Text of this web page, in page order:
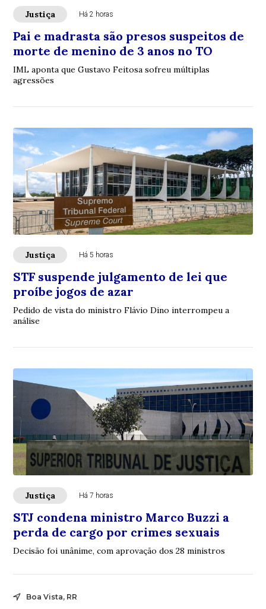
Justiça Há 2 horas
Pai e madrasta são presos suspeitos de
morte de menino de 3 anos no TO
IML aponta que Gustavo Feitosa sofreu múltiplas
agressões
Justiça Há 5 horas
STF suspende julgamento de lei que
proíbe jogos de azar
Pedido de vista do ministro Flávio Dino interrompeu a
análise
Justiça Há 7 horas
STJ condena ministro Marco Buzzi a
perda de cargo por crimes sexuais
Decisão foi unânime, com aprovação dos 28 ministros
Boa Vista, RR